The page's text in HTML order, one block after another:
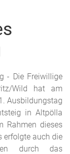
- Die Freiwillige
Wild hat am
Ausbildungstag
in Altpölla
Rahmen dieses
erfolgte auch die
durch das